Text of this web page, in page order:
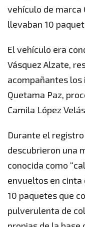
vehículo de marca
llevaban 10
El vehículo era
Vásquez Alzate,
acompañantes
Quetama Paz,
Camila López
Durante el
descubrieron una
conocida como
envueltos en
10 paquetes que
pulverulenta de